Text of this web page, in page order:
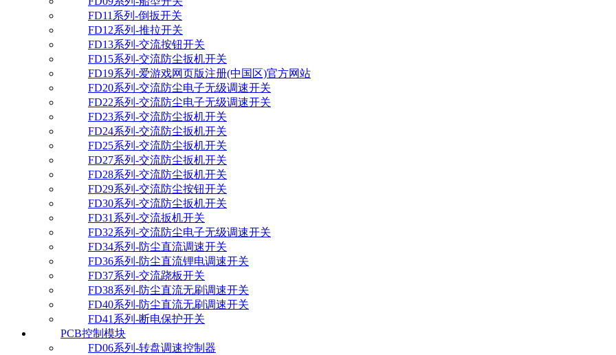
FD11系列-倒扳开关
FD12系列-推拉开关
FD13系列-交流按钮开关
FD15系列-交流防尘扳机开关
FD19系列-爱游戏网页版注册(中国区)官方网站
FD20系列-交流防尘电子无级调速开关
FD22系列-交流防尘电子无级调速开关
FD23系列-交流防尘扳机开关
FD24系列-交流防尘扳机开关
FD25系列-交流防尘扳机开关
FD27系列-交流防尘扳机开关
FD28系列-交流防尘扳机开关
FD29系列-交流防尘按钮开关
FD30系列-交流防尘扳机开关
FD31系列-交流扳机开关
FD32系列-交流防尘电子无级调速开关
FD34系列-防尘直流调速开关
FD36系列-防尘直流锂电调速开关
FD37系列-交流跷板开关
FD38系列-防尘直流无刷调速开关
FD40系列-防尘直流无刷调速开关
FD41系列-断电保护开关
PCB控制模块
FD06系列-转盘调速控制器